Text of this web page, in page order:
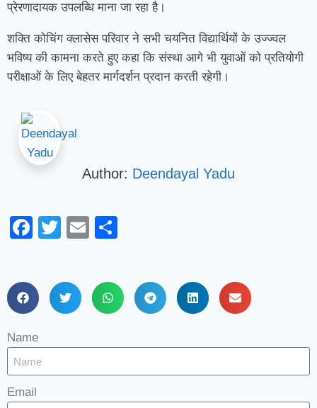
प्रेरणादायक उपलब्धि माना जा रहा है।
शक्ति कोचिंग क्लासेस परिवार ने सभी चयनित विद्यार्थियों के उज्ज्वल
भविष्य की कामना करते हुए कहा कि संस्था आगे भी युवाओं को प्रतियोगी
परीक्षाओं के लिए बेहतर मार्गदर्शन प्रदान करती रहेगी।
Author: Deendayal Yadu
Facebook
TwitterEmail
Name
Email